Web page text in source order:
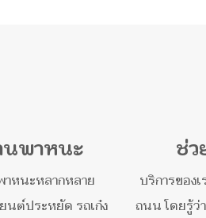
นพาหนะ
หนะหลากหลาย
นต์ประหยัด รถเก๋ง
ช่ว
บริการของ
ถนน โดยรู้ว่